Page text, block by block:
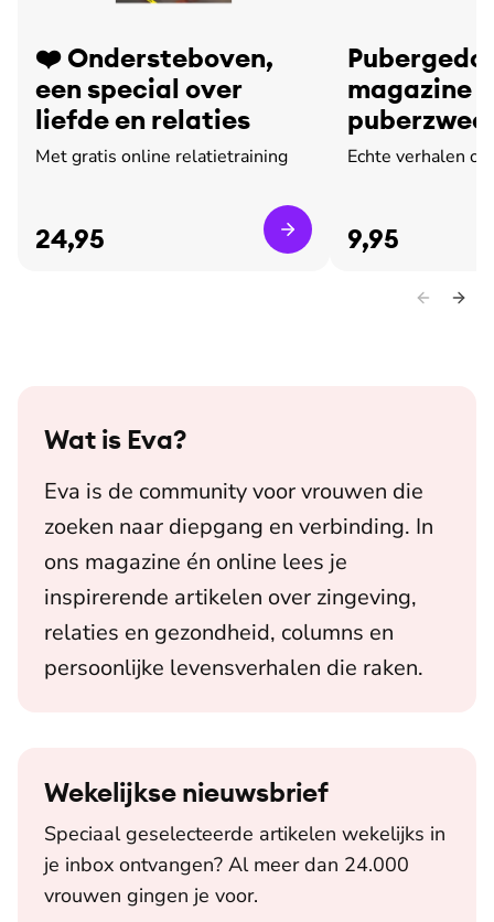
❤️ Ondersteboven,
een special over
liefde en relaties
Met gratis online relatietraining
24,95
magazine
leed
Echte verhalen
9,95
Wat is Eva?
Eva is de community voor vrouwen die
zoeken naar diepgang en verbinding. In
ons magazine én online lees je
inspirerende artikelen over zingeving,
relaties en gezondheid, columns en
persoonlijke levensverhalen die raken.
Wekelijkse nieuwsbrief
Speciaal geselecteerde artikelen wekelijks in
je inbox ontvangen? Al meer dan 24.000
vrouwen gingen je voor.